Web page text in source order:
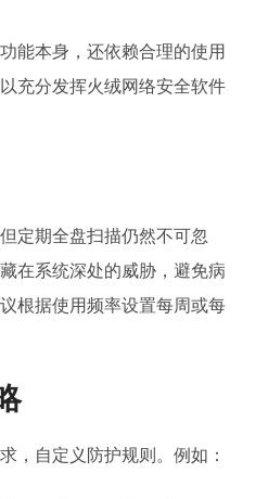
能本身，还依赖合理的使用
充分发挥火绒网络安全软件
定期全盘扫描仍然不可忽
在系统深处的威胁，避免病
根据使用频率设置每周或每
，自定义防护规则。例如：